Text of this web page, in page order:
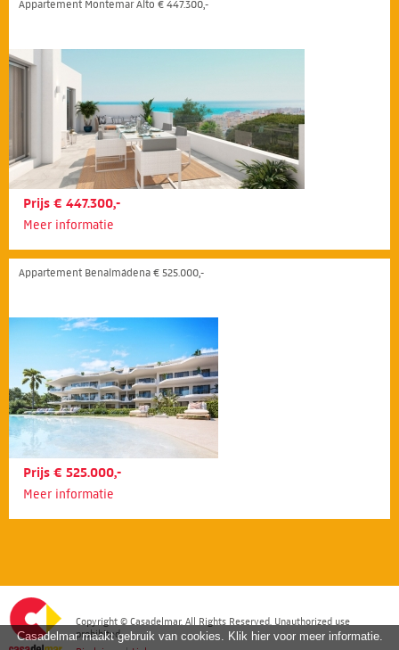
Appartement Montemar Alto € 447.300,-
Prijs € 447.300,-
Meer informatie
Appartement Benalmádena € 525.000,-
Prijs € 525.000,-
Meer informatie
Copyright © Casadelmar. All Rights Reserved. Unauthorized use
prohibited.
Casadelmar maakt gebruik van cookies. Klik hier voor meer informatie.